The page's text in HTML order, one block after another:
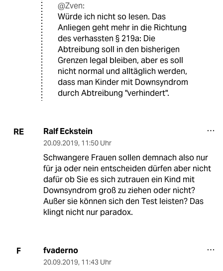
@Zven:
Würde ich nicht so lesen. Das
Anliegen geht mehr in die Richtung
des verhassten § 219a: Die
Abtreibung soll in den bisherigen
Grenzen legal bleiben, aber es soll
nicht normal und alltäglich werden,
dass man Kinder mit Downsyndrom
durch Abtreibung "verhindert".
RE Ralf Eckstein
20.09.2019, 11:50 Uhr
Schwangere Frauen sollen demnach also nur
für ja oder nein entscheiden dürfen aber nicht
dafür ob Sie es sich zutrauen ein Kind mit
Downsyndrom groß zu ziehen oder nicht?
Außer sie können sich den Test leisten? Das
klingt nicht nur paradox.
F fvaderno
20.09.2019, 11:43 Uhr